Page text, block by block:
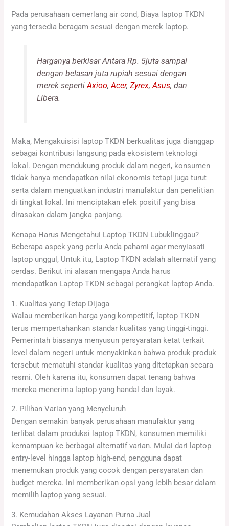
Pada perusahaan cemerlang air cond, Biaya laptop TKDN
yang tersedia beragam sesuai dengan merek laptop.
Harganya berkisar Antara Rp. 5juta sampai
dengan belasan juta rupiah sesuai dengan
merek sepertiAxioo,Acer, Zyrex,Asus, dan
Libera.
Maka, Mengakuisisi laptop TKDN berkualitas juga dianggap
sebagai kontribusi langsung pada ekosistem teknologi
lokal. Dengan mendukung produk dalam negeri, konsumen
tidak hanya mendapatkan nilai ekonomis tetapi juga turut
serta dalam menguatkan industri manufaktur dan penelitian
di tingkat lokal. Ini menciptakan efek positif yang bisa
dirasakan dalam jangka panjang.
Kenapa Harus Mengetahui Laptop TKDN Lubuklinggau?
Beberapa aspek yang perlu Anda pahami agar menyiasati
laptop unggul, Untuk itu, Laptop TKDN adalah alternatif yang
cerdas. Berikut ini alasan mengapa Anda harus
mendapatkan Laptop TKDN sebagai perangkat laptop Anda.
1. Kualitas yang Tetap Dijaga
Walau memberikan harga yang kompetitif, laptop TKDN
terus mempertahankan standar kualitas yang tinggi-tinggi.
Pemerintah biasanya menyusun persyaratan ketat terkait
level dalam negeri untuk menyakinkan bahwa produk-produk
tersebut mematuhi standar kualitas yang ditetapkan secara
resmi. Oleh karena itu, konsumen dapat tenang bahwa
mereka menerima laptop yang handal dan layak.
2. Pilihan Varian yang Menyeluruh
Dengan semakin banyak perusahaan manufaktur yang
terlibat dalam produksi laptop TKDN, konsumen memiliki
kemampuan ke berbagai alternatif varian. Mulai dari laptop
entry-level hingga laptop high-end, pengguna dapat
menemukan produk yang cocok dengan persyaratan dan
budget mereka. Ini memberikan opsi yang lebih besar dalam
memilih laptop yang sesuai.
3. Kemudahan Akses Layanan Purna Jual